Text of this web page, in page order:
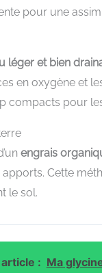
pour une
léger et bien
en oxygène et
compacts pour
engrais
Cette
le sol.
: Ma